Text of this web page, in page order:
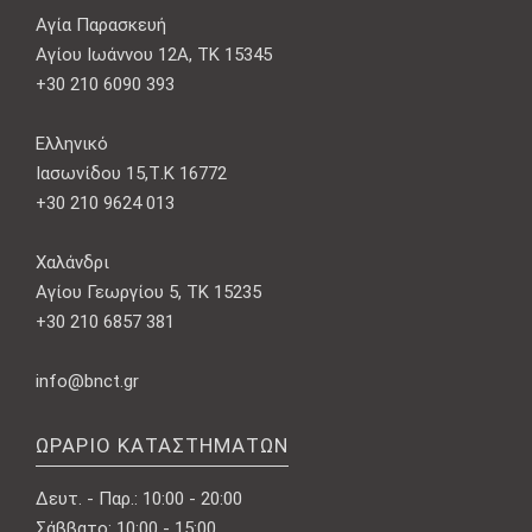
Αγία Παρασκευή
Αγίου Ιωάννου 12Α, ΤΚ 15345
+30 210 6090 393
Ελληνικό
Ιασωνίδου 15,Τ.Κ 16772
+30 210 9624 013
Χαλάνδρι
Αγίου Γεωργίου 5, ΤΚ 15235
+30 210 6857 381
info@bnct.gr
ΩΡΆΡΙΟ ΚΑΤΑΣΤΗΜΆΤΩΝ
Δευτ. - Παρ.: 10:00 - 20:00